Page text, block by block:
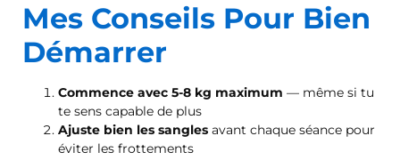
Mes Conseils Pour Bien
Démarrer
Commence avec 5-8 kg maximum — même si tu
te sens capable de plus
Ajuste bien les sangles avant chaque séance pour
éviter les frottements